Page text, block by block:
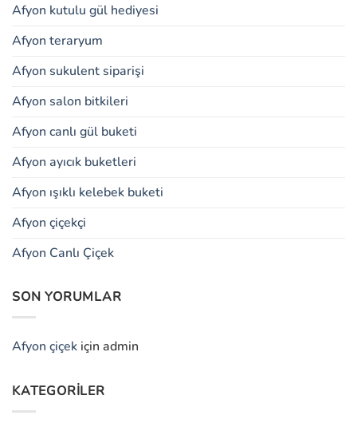
Afyon kutulu gül hediyesi
Afyon teraryum
Afyon sukulent siparişi
Afyon salon bitkileri
Afyon canlı gül buketi
Afyon ayıcık buketleri
Afyon ışıklı kelebek buketi
Afyon çiçekçi
Afyon Canlı Çiçek
SON YORUMLAR
Afyon çiçek için admin
KATEGORILER